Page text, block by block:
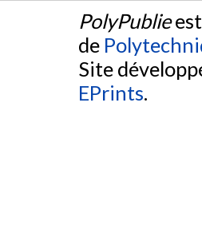
PolyPublie
de
Site
EPrints.